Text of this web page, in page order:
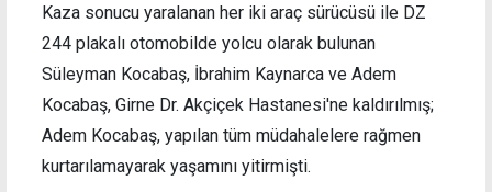
Kaza sonucu yaralanan her iki araç sürücüsü ile DZ
244 plakalı otomobilde yolcu olarak bulunan
Süleyman Kocabaş, İbrahim Kaynarca ve Adem
Kocabaş, Girne Dr. Akçiçek Hastanesi'ne kaldırılmış;
Adem Kocabaş, yapılan tüm müdahalelere rağmen
kurtarılamayarak yaşamını yitirmişti.